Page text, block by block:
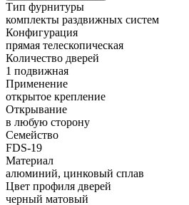
Тип фурнитуры
комплекты раздвижных систем
Конфигурация
прямая телескопическая
Количество дверей
1 подвижная
Применение
открытое крепление
Открывание
в любую сторону
Семейство
FDS-19
Материал
алюминий, цинковый сплав
Цвет профиля дверей
черный матовый